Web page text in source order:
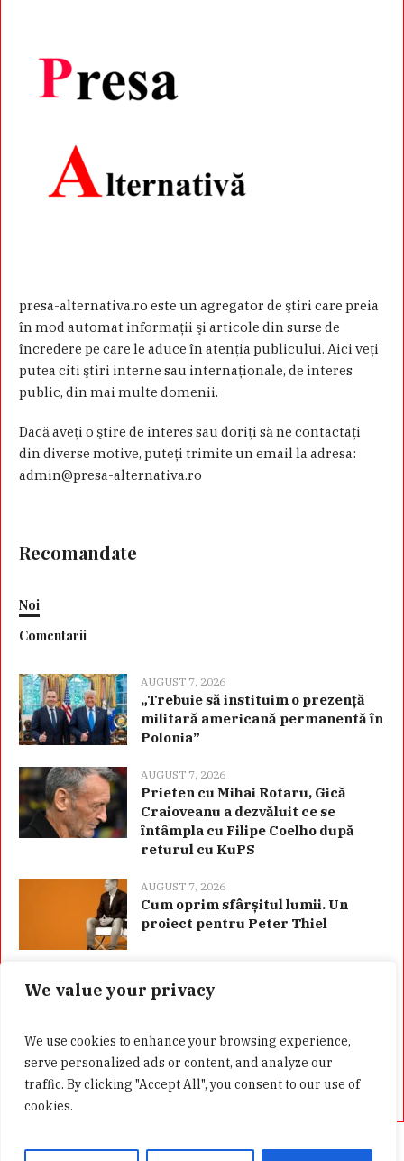
We value your privacy
We use cookies to enhance your browsing experience,
serve personalized ads or content, and analyze our
traffic. By clicking "Accept All", you consent to our use of
cookies.
presa-alternativa.ro este un agregator de ştiri care preia
în mod automat informaţii şi articole din surse de
încredere pe care le aduce în atenţia publicului. Aici veţi
putea citi ştiri interne sau internaţionale, de interes
public, din mai multe domenii.
Dacă aveţi o ştire de interes sau doriţi să ne contactaţi
din diverse motive, puteţi trimite un email la adresa:
admin@presa-alternativa.ro
Recomandate
Noi
Comentarii
AUGUST 7, 2026
„Trebuie să instituim o prezență
militară americană permanentă în
Polonia”
AUGUST 7, 2026
Prieten cu Mihai Rotaru, Gică
Craioveanu a dezvăluit ce se
întâmpla cu Filipe Coelho după
returul cu KuPS
AUGUST 7, 2026
Cum oprim sfârșitul lumii. Un
proiect pentru Peter Thiel
Categorii
Acasă Confidentialitate GDPR